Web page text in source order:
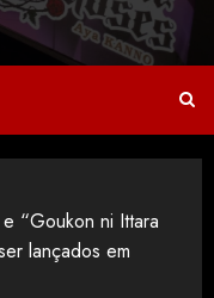
“Goukon ni Ittara
lançados em